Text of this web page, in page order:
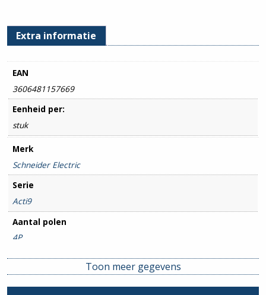
Extra informatie
EAN
3606481157669
Eenheid per:
stuk
Merk
Schneider Electric
Serie
Acti9
Aantal polen
4P
Amperage
16A
Toon meer gegevens